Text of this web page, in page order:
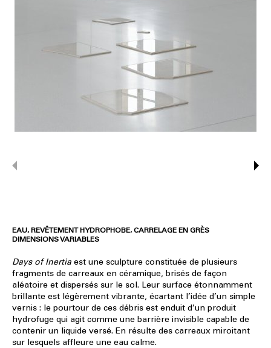
EAU, REVÊTEMENT HYDROPHOBE, CARRELAGE EN GRÈS
DIMENSIONS VARIABLES
Days of Inertia est une sculpture constituée de plusieurs
fragments de carreaux en céramique, brisés de façon
aléatoire et dispersés sur le sol. Leur surface étonnamment
brillante est légèrement vibrante, écartant l’idée d’un simple
vernis : le pourtour de ces débris est enduit d’un produit
hydrofuge qui agit comme une barrière invisible capable de
contenir un liquide versé. En résulte des carreaux miroitant
sur lesquels affleure une eau calme.